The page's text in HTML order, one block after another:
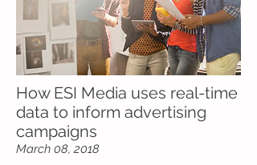
How ESI Media uses real-time
data to inform advertising
campaigns
March 08, 2018